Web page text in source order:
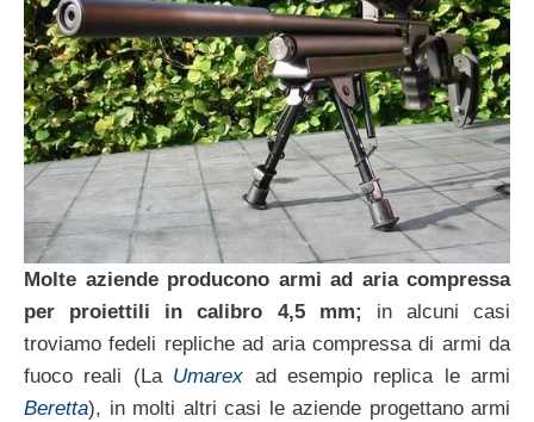
Molte aziende producono armi ad aria compressa
per proiettili in calibro 4,5 mm; in alcuni casi
troviamo fedeli repliche ad aria compressa di armi da
fuoco reali (La Umarex ad esempio replica le armi
Beretta), in molti altri casi le aziende progettano armi